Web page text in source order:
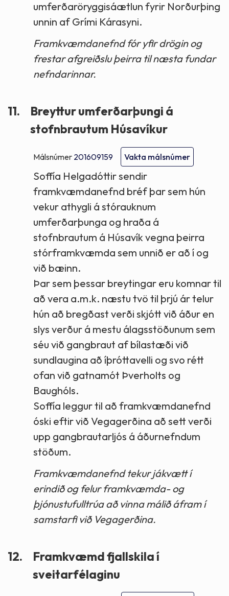
umferðaröryggisáætlun fyrir Norðurþing
unnin af Grími Kárasyni.
Framkvæmdanefnd fór yfir drögin og
frestar afgreiðslu þeirra til næsta fundar
nefndarinnar.
11.
Breyttur umferðarþungi á
stofnbrautum Húsavíkur
Málsnúmer 201609159 Vakta málsnúmer
Soffía Helgadóttir sendir
framkvæmdanefnd bréf þar sem hún
vekur athygli á stórauknum
umferðarþunga og hraða á
stofnbrautum á Húsavík vegna þeirra
stórframkvæmda sem unnið er að í og
við bæinn.
Þar sem þessar breytingar eru komnar til
að vera a.m.k. næstu tvö til þrjú ár telur
hún að bregðast verði skjótt við áður en
slys verður á mestu álagsstöðunum sem
séu við gangbraut af bílastæði við
sundlaugina að íþróttavelli og svo rétt
ofan við gatnamót Þverholts og
Baughóls.
Soffía leggur til að framkvæmdanefnd
óski eftir við Vegagerðina að sett verði
upp gangbrautarljós á áðurnefndum
stöðum.
Framkvæmdanefnd tekur jákvætt í
erindið og felur framkvæmda- og
þjónustufulltrúa að vinna málið áfram í
samstarfi við Vegagerðina.
12.
Framkvæmd fjallskila í
sveitarfélaginu